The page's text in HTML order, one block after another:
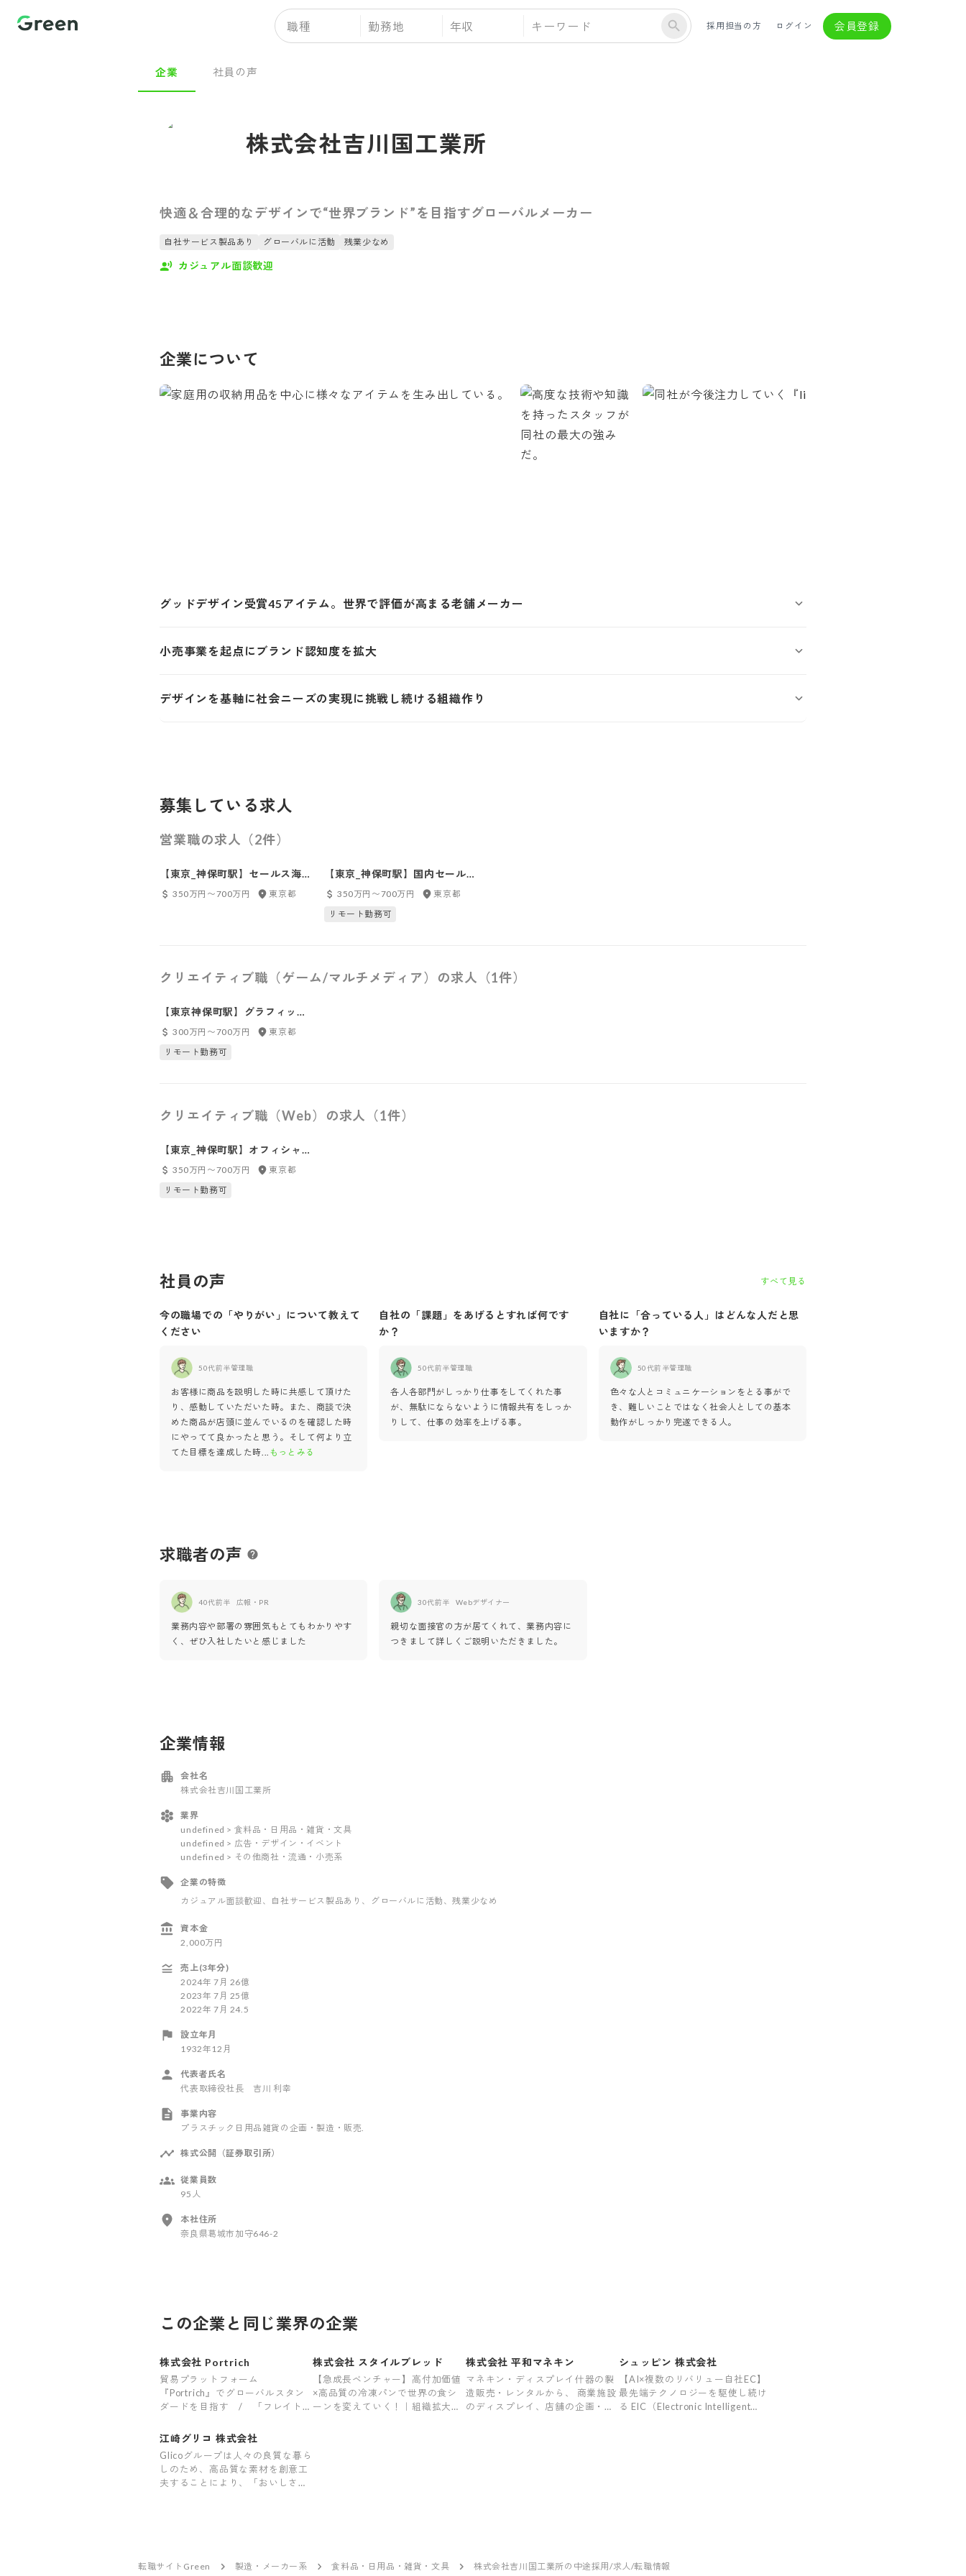
職種 勤務地 年収 採用担当の方 ログイン 会員登録
企業 社員の声
株式会社吉川国工業所
快適＆合理的なデザインで“世界ブランド”を目指すグローバルメーカー
自社サービス製品あり グローバルに活動 残業少なめ
カジュアル面談歓迎
企業について
グッドデザイン受賞45アイテム。世界で評価が高まる老舗メーカー
小売事業を起点にブランド認知度を拡大
デザインを基軸に社会ニーズの実現に挑戦し続ける組織作り
募集している求人
営業職の求人（2件）
【東京_神保町駅】セールス海外
マーケティング
350万円〜700万円 東京都
【東京_神保町駅】国内セールス
マーケティングスタッフ
350万円〜700万円
東京都
リモート勤務可
クリエイティブ職（ゲーム/マルチメディア）の求人（1件）
【東京神保町駅】グラフィック
デザイナー
300万円〜700万円
東京都
リモート勤務可
クリエイティブ職（Web）の求人（1件）
【東京_神保町駅】オフィシャル
EC「ライクストア」の運営メン
350万円〜700万円
東京都
リモート勤務可
社員の声 すべて見る
今の職場での「やりがい」について教えて
ください
50代前半管理職
お客様に商品を説明した時に共感して頂けた
り、感動していただいた時。また、商談で決
めた商品が店頭に並んでいるのを確認した時
にやってて良かったと思う。そして何より立
てた目標を達成した時... もっとみる
自社の「課題」をあげるとすれば何です
か？
50代前半管理職
各人各部門がしっかり仕事をしてくれた事
が、無駄にならないように情報共有をしっか
りして、仕事の効率を上げる事。
自社に「合っている人」はどんな人だと思
いますか？
50代前半管理職
色々な人とコミュニケーションをとる事がで
き、難しいことではなく社会人としての基本
動作がしっかり完遂できる人。
求職者の声
40代前半 広報・PR
業務内容や部署の雰囲気もとてもわかりやす
く、ぜひ入社したいと感じました
30代前半 Webデザイナー
親切な面接官の方が居てくれて、業務内容に
つきまして詳しくご説明いただきました。
企業情報
会社名
株式会社吉川国工業所
業界
undefined > 食料品・日用品・雑貨・文具
undefined > 広告・デザイン・イベント
undefined > その他商社・流通・小売系
企業の特徴
カジュアル面談歓迎、自社サービス製品あり 、グローバルに活動 、残業少なめ
資本金
2,000万円
売上(3年分)
2024年 7月 26億
2023年 7月 25億
2022年 7月 24.5
設立年月
1932年12月
代表者氏名
代表取締役社長 吉川 利幸
事業内容
プラスチック日用品雑貨の企画・製造・販売.
株式公開（証券取引所）
従業員数
95人
本社住所
奈良県葛城市加守646-2
この企業と同じ業界の企業
株式会社 Portrich
貿易プラットフォーム
『Portrich』でグローバルスタン
ダードを目指す / 「フレイトフ
フォームシステム」
株式会社 スタイルブレッド
【急成長ベンチャー】高付加価値
×高品質の冷凍パンで世界の食シ
ーンを変えていく！｜組織拡大の
株式会社 平和マネキン
マネキン・ディスプレイ什器の製
造販売・レンタルから、 商業施設
のディスプレイ、店舗の企画・設
シュッピン 株式会社
【AI×複数のリバリュー自社EC】
最先端テクノロジーを駆使し続け
る EIC（Electronic Intelligent
江崎グリコ 株式会社
Glicoグループは人々の良質な暮ら
しのため、高品質な素材を創意工
夫することにより、「おいしさと
転職サイトGreen 製造・メーカー系 食料品・日用品・雑貨・文具 株式会社吉川国工業所の中途採用/求人/転職情報